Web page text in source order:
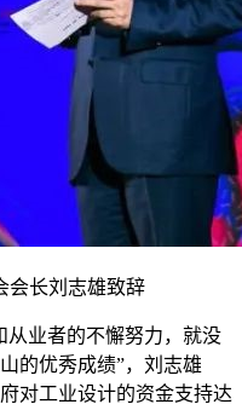
会长刘志雄致辞
从业者的不懈努力，就没
的优秀成绩”，刘志雄
对工业设计的资金支持达